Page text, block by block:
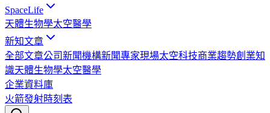
SpaceLife
天體生物學太空醫學
新知文章
全部文章公司新聞機構新聞專家現場太空科技商業趨勢創業知
識天體生物學太空醫學
企業資料庫
火箭發射時刻表